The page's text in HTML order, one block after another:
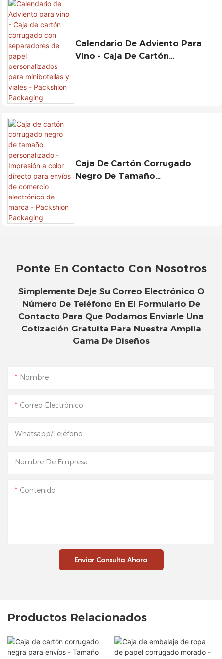
Calendario De Adviento Para
Vino - Caja De Cartón
Caja De Cartón Corrugado
Negro De Tamaño
Ponte En Contacto Con Nosotros
Simplemente Deje Su Correo Electrónico O
Número De Teléfono En El Formulario De
Contacto Para Que Podamos Enviarle Una
Cotización Gratuita Para Nuestra Amplia
Gama De Diseños
Nombre
Correo Electrónico
Whatsapp/Teléfono
Nombre De Empresa
Contenido
Enviar Consulta Ahora
Productos Relacionados